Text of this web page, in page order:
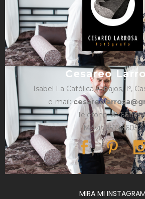
Cesareo
Isabel La Católica 4, bajos, 1º,
e-mail:
Teléfono:
Móvil: 657366052
MIRA MI INSTAGRAM